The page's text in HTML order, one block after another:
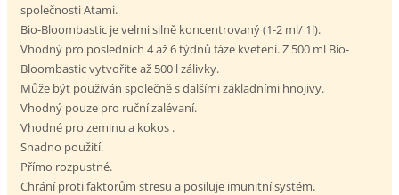
společnosti Atami.
Bio-Bloombastic je velmi silně koncentrovaný (1-2 ml/ 1l).
Vhodný pro posledních 4 až 6 týdnů fáze kvetení. Z 500 ml Bio-
Bloombastic vytvoříte až 500 l zálivky.
Může být používán společně s dalšími základními hnojivy.
Vhodný pouze pro ruční zalévaní.
Vhodné pro zeminu a kokos .
Snadno použití.
Přímo rozpustné.
Chrání proti faktorům stresu a posiluje imunitní systém.